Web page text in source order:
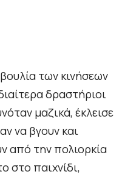
των κινήσεων
δραστήριοι
μαζικά, έκλεισε
να βγουν και
από την πολιορκία
στο παιχνίδι,